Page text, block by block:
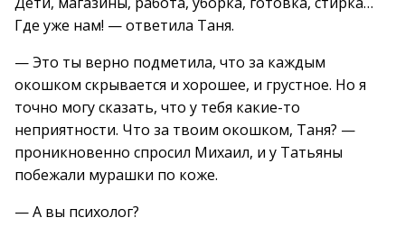
Где уже нам! — ответила Таня.
— Это ты верно подметила, что за каждым
окошком скрывается и хорошее, и грустное. Но я
точно могу сказать, что у тебя какие-то
неприятности. Что за твоим окошком, Таня? —
проникновенно спросил Михаил, и у Татьяны
побежали мурашки по коже.
— А вы психолог?